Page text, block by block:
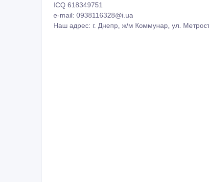
ICQ 618349751
e-mail: 0938116328@i.ua
Наш адрес: г. Днепр, ж/м Коммунар, ул.